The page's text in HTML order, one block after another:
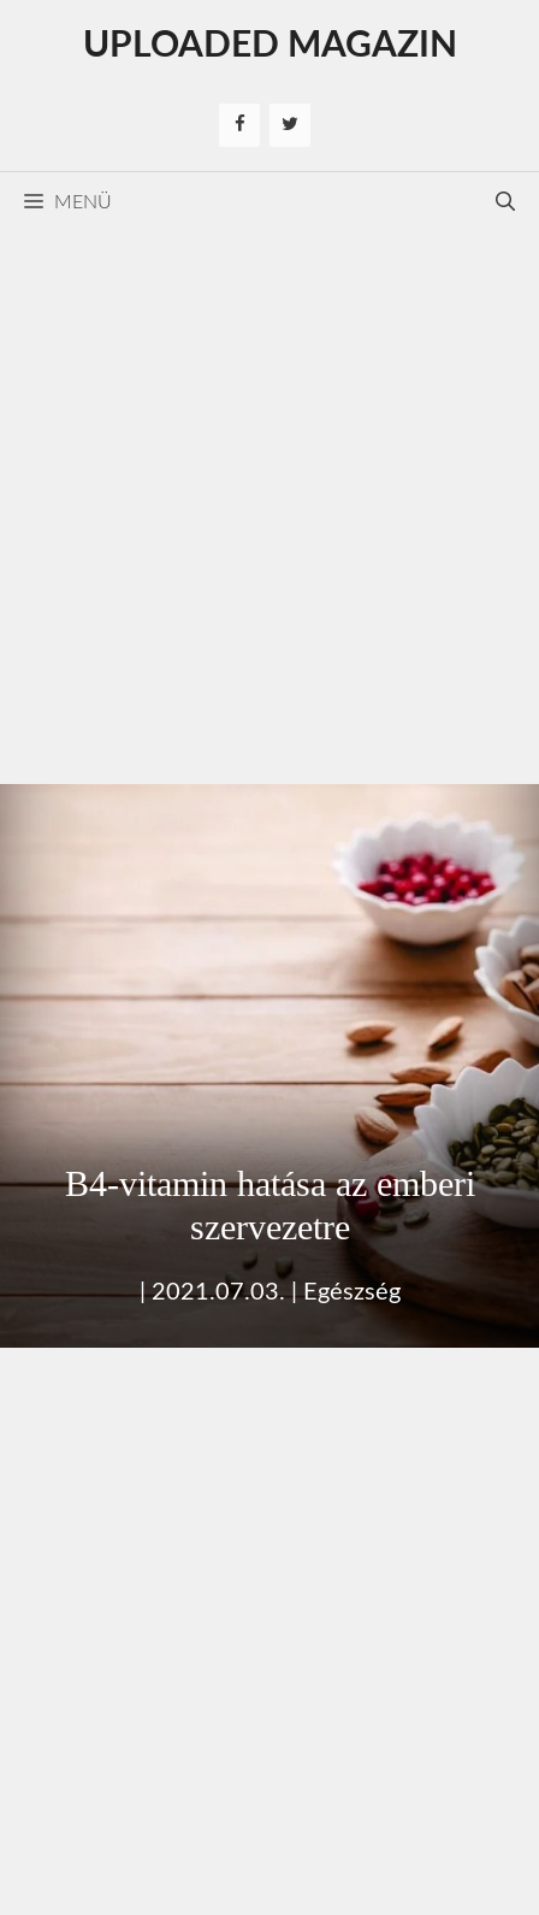
UPLOADED MAGAZIN
MENÜ
B4-vitamin hatása az emberi
szervezetre
|2021.07.03.|Egészség